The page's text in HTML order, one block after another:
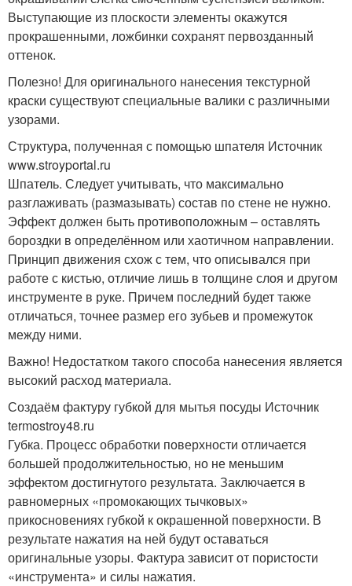
Выступающие из плоскости элементы окажутся
прокрашенными, ложбинки сохранят первозданный
оттенок.
Полезно! Для оригинального нанесения текстурной
краски существуют специальные валики с различными
узорами.
Структура, полученная с помощью шпателя Источник
www.stroyportal.ru
Шпатель. Следует учитывать, что максимально
разглаживать (размазывать) состав по стене не нужно.
Эффект должен быть противоположным – оставлять
бороздки в определённом или хаотичном направлении.
Принцип движения схож с тем, что описывался при
работе с кистью, отличие лишь в толщине слоя и другом
инструменте в руке. Причем последний будет также
отличаться, точнее размер его зубьев и промежуток
между ними.
Важно! Недостатком такого способа нанесения является
высокий расход материала.
Создаём фактуру губкой для мытья посуды Источник
termostroy48.ru
Губка. Процесс обработки поверхности отличается
большей продолжительностью, но не меньшим
эффектом достигнутого результата. Заключается в
равномерных «промокающих тычковых»
прикосновениях губкой к окрашенной поверхности. В
результате нажатия на ней будут оставаться
оригинальные узоры. Фактура зависит от пористости
«инструмента» и силы нажатия.